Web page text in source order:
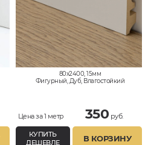
80x2400, 15мм
Фигурный, Дуб, Влагостойкий
Цена за 1 метр 350 руб.
КУПИТЬ
ДЕШЕВЛЕ
В КОРЗИНУ